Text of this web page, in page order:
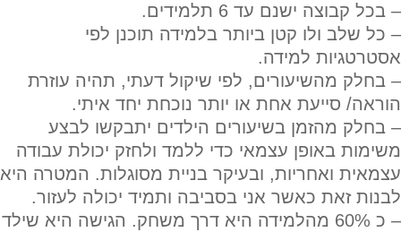
– בכל קבוצה ישנם עד 6 תלמידים.
– כל שלב ולו קטן ביותר בלמידה תוכנן לפי
אסטרטגיות למידה.
– בחלק מהשיעורים, לפי שיקול דעתי, תהיה עוזרת
הוראה/ סייעת אחת או יותר נוכחת יחד איתי.
– בחלק מהזמן בשיעורים הילדים יתבקשו לבצע
משימות באופן עצמאי כדי ללמד ולחזק יכולת עבודה
עצמאית ואחריות, ובעיקר בניית מסוגלות. המטרה היא
לבנות זאת כאשר אני בסביבה ותמיד יכולה לעזור.
– כ 60% מהלמידה היא דרך משחק. הגישה היא שילד